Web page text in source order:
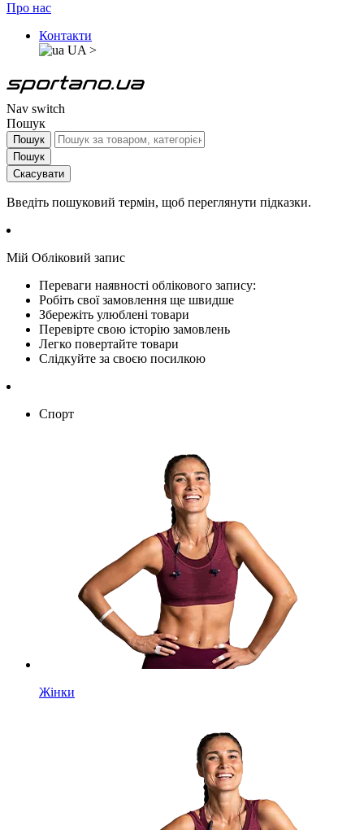
Про нас
Контакти
UA >
Nav switch
Пошук
Пошук
Пошук
Скасувати
Введіть пошуковий термін, щоб переглянути підказки.
Мій Обліковий запис
Переваги наявності облікового запису:
Робіть свої замовлення ще швидше
Збережіть улюблені товари
Перевірте свою історію замовлень
Легко повертайте товари
Слідкуйте за своєю посилкою
Спорт
Жінки